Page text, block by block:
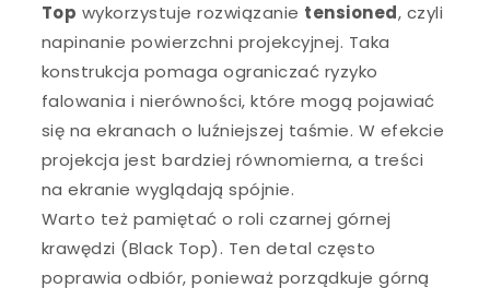
Top wykorzystuje rozwiązanie tensioned, czyli
napinanie powierzchni projekcyjnej. Taka
konstrukcja pomaga ograniczać ryzyko
falowania i nierówności, które mogą pojawiać
się na ekranach o luźniejszej taśmie. W efekcie
projekcja jest bardziej równomierna, a treści
na ekranie wyglądają spójnie.
Warto też pamiętać o roli czarnej górnej
krawędzi (Black Top). Ten detal często
poprawia odbiór, ponieważ porządkuje górną